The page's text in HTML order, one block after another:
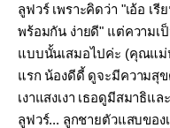
ลูฟวร์ เพราะคิดว่า "เอ้อ เ
พร้อมกัน ง่ายดี" แต่ความเ
แบบนั้นเสมอไปค่ะ (คุณแม่
แรก น้องดีดี้ ดูจะมีความสุ
เงาแสงเงา เธอดูมีสมาธิ
ลูฟวร์... ลูกชายตัวแสบขอ